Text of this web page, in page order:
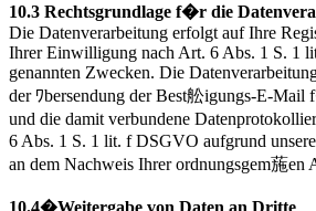
10.3 Rechtsgrundlage f�r die
Die Datenverarbeitung erfolgt auf Ihre
Ihrer Einwilligung nach Art. 6 Abs. 1 S. 1
genannten Zwecken. Die
der ﾜbersendung der Best舩igungs-E-
und die damit verbundene
6 Abs. 1 S. 1 lit. f DSGVO aufgrund
an dem Nachweis Ihrer ordnungsgem葹
10.4�Weitergabe von Daten an Dritte